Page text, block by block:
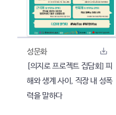
성문화
[의지로 프로젝트 집담회] 피
해와 생계 사이, 직장 내 성폭
력을 말하다